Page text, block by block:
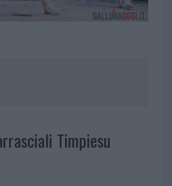
Timpiesu